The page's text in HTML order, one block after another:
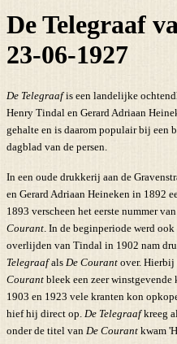
De Telegraaf
23-06-1927
De Telegraafis een landelijke
Henry Tindal en Gerard Adriaan
gehalte en is daarom populair bij een
dagblad van de persen.
In een oude drukkerij aan de
en Gerard Adriaan Heineken in 1892
1893 verscheen het eerste nummer van
Courant . In de beginperiode werd
overlijden van Tindal in 1902 nam
Telegraafals De Courant over. Hierbij
Courant bleek een zeer
1903 en 1923 vele kranten kon
hief hij direct op. De Telegraafkreeg
onder de titel van De Courant kwam